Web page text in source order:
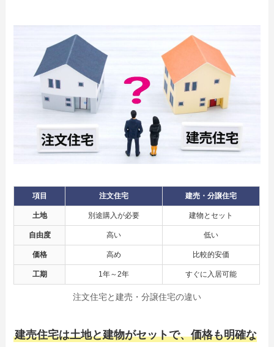
項目 注文住宅 建売・分譲住宅
土地 別途購入が必要 建物とセット
自由度 高い 低い
価格 高め 比較的安価
工期 1年～2年 すぐに入居可能
注文住宅と建売・分譲住宅の違い
建売住宅は土地と建物がセットで、価格も明確な